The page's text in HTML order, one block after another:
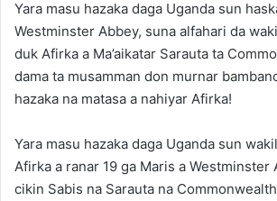
Yara masu hazaka daga Uganda sun
Westminster Abbey, suna alfahari da
duk Afirka a Ma’aikatar Sarauta ta
dama ta musamman don murnar
hazaka na matasa a nahiyar Afirka!
Yara masu hazaka daga Uganda sun
Afirka a ranar 19 ga Maris a Westminster
cikin Sabis na Sarauta na